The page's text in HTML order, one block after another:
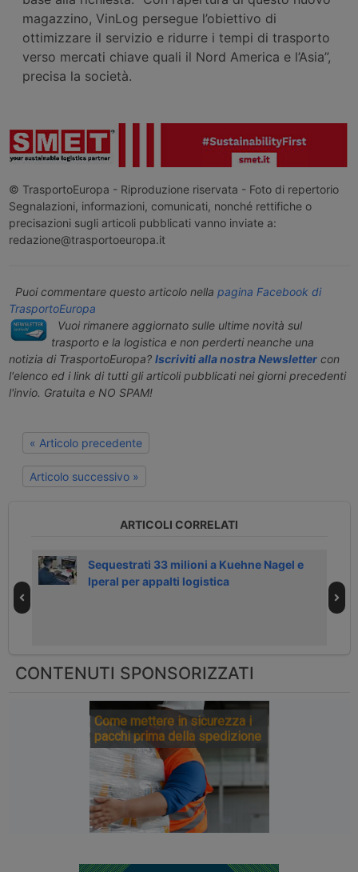
magazzino, VinLog persegue l’obiettivo di
ottimizzare il servizio e ridurre i tempi di trasporto
verso mercati chiave quali il Nord America e l’Asia”,
precisa la società.
© TrasportoEuropa - Riproduzione riservata - Foto di repertorio
Segnalazioni, informazioni, comunicati, nonché rettifiche o
precisazioni sugli articoli pubblicati vanno inviate a:
redazione@trasportoeuropa.it
Puoi commentare questo articolo nella pagina Facebook di
TrasportoEuropa
Vuoi rimanere aggiornato sulle ultime novità sul
trasporto e la logistica e non perderti neanche una
notizia di TrasportoEuropa? Iscriviti alla nostra Newslettercon
l'elenco ed i link di tutti gli articoli pubblicati nei giorni precedenti
l'invio. Gratuita e NO SPAM!
« Articolo precedente
Articolo successivo »
ARTICOLI CORRELATI
Sequestrati 33 milioni a Kuehne Nagel e
Iperal per appalti logistica
CONTENUTI SPONSORIZZATI
Come mettere in sicurezza i
pacchi prima della spedizione